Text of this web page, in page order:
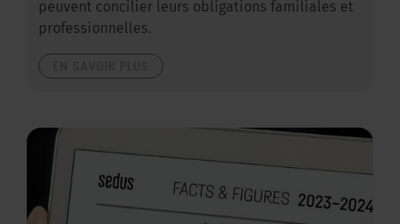
peuvent concilier leurs obligations familiales et
professionnelles.